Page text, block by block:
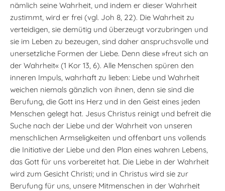
nämlich seine Wahrheit, und indem er dieser Wahrheit
zustimmt, wird er frei (vgl. Joh 8, 22). Die Wahrheit zu
verteidigen, sie demütig und überzeugt vorzubringen und
sie im Leben zu bezeugen, sind daher anspruchsvolle und
unersetzliche Formen der Liebe. Denn diese »freut sich an
der Wahrheit« (1 Kor 13, 6). Alle Menschen spüren den
inneren Impuls, wahrhaft zu lieben: Liebe und Wahrheit
weichen niemals gänzlich von ihnen, denn sie sind die
Berufung, die Gott ins Herz und in den Geist eines jeden
Menschen gelegt hat. Jesus Christus reinigt und befreit die
Suche nach der Liebe und der Wahrheit von unseren
menschlichen Armseligkeiten und offenbart uns vollends
die Initiative der Liebe und den Plan eines wahren Lebens,
das Gott für uns vorbereitet hat. Die Liebe in der Wahrheit
wird zum Gesicht Christi; und in Christus wird sie zur
Berufung für uns, unsere Mitmenschen in der Wahrheit